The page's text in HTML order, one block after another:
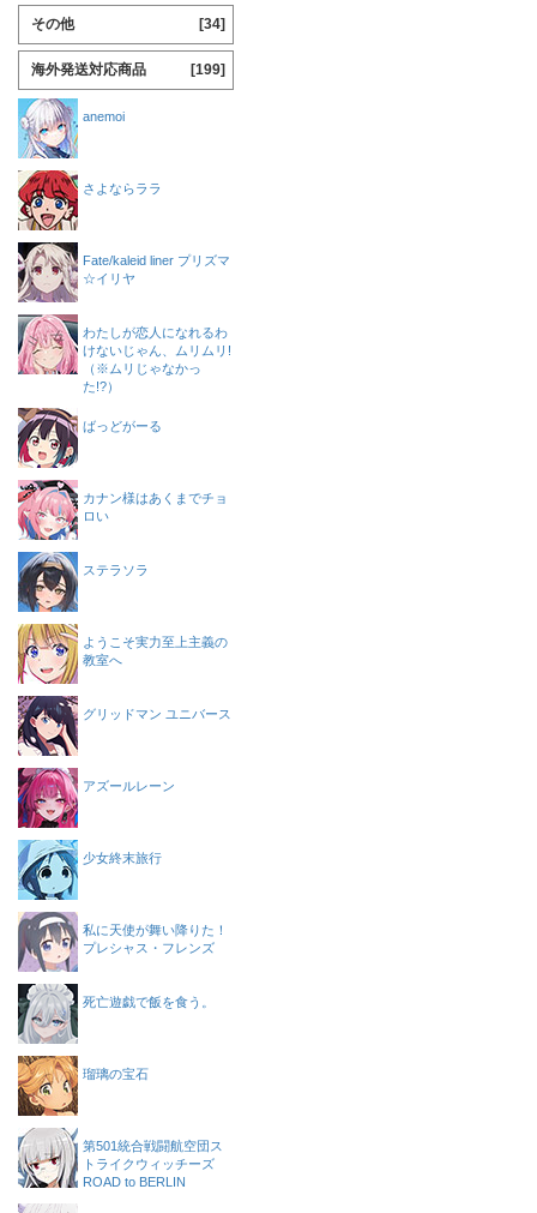
その他 [34]
海外発送対応商品 [199]
anemoi
さよならララ
Fate/kaleid liner プリズマ
☆イリヤ
わたしが恋人になれるわ
けないじゃん、ムリムリ!
（※ムリじゃなかっ
た!?）
ばっどがーる
カナン様はあくまでチョ
ロい
ステラソラ
ようこそ実力至上主義の
教室へ
グリッドマン ユニバース
アズールレーン
少女終末旅行
私に天使が舞い降りた！
プレシャス・フレンズ
死亡遊戯で飯を食う。
瑠璃の宝石
第501統合戦闘航空団ス
トライクウィッチーズ
ROAD to BERLIN